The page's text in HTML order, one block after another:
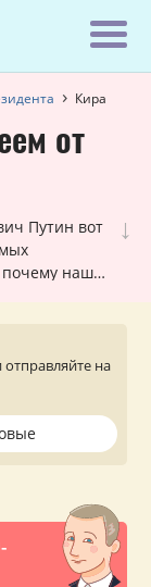
Кира
от
↓
Путин вот
почему наши
Они
вашей
на